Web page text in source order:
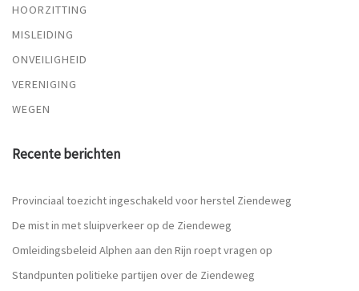
HOORZITTING
MISLEIDING
ONVEILIGHEID
VERENIGING
WEGEN
Recente berichten
Provinciaal toezicht ingeschakeld voor herstel Ziendeweg
De mist in met sluipverkeer op de Ziendeweg
Omleidingsbeleid Alphen aan den Rijn roept vragen op
Standpunten politieke partijen over de Ziendeweg